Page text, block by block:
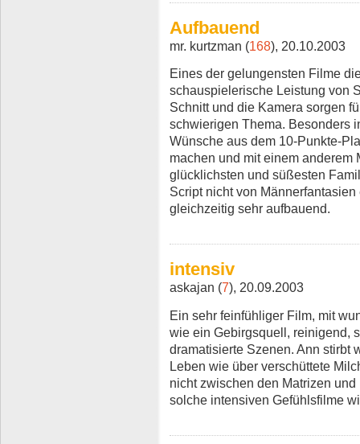
Aufbauend
mr. kurtzman (168), 20.10.2003
Eines der gelungensten Filme
schauspielerische Leistung von
Schnitt und die Kamera sorgen
schwierigen Thema. Besonders
Wünsche aus dem 10-Punkte-
machen und mit einem
glücklichsten und süßesten
Script nicht von
gleichzeitig sehr aufbauend.
intensiv
askajan (7), 20.09.2003
Ein sehr feinfühliger Film, mit
wie ein Gebirgsquell, reinigend,
dramatisierte Szenen. Ann stirbt
Leben wie über verschüttete
nicht zwischen den Matrizen
solche intensiven Gefühlsfilme